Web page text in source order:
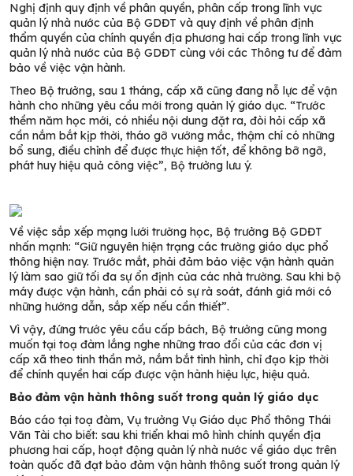
Nghị định quy định về phân quyền, phân cấp trong lĩnh vực
quản lý nhà nước của Bộ GDĐT và quy định về phân định
thẩm quyền của chính quyền địa phương hai cấp trong lĩnh vực
quản lý nhà nước của Bộ GDĐT cùng với các Thông tư để đảm
bảo về việc vận hành.
Theo Bộ trưởng, sau 1 tháng, cấp xã cũng đang nỗ lực để vận
hành cho những yêu cầu mới trong quản lý giáo dục. “Trước
thềm năm học mới, có nhiều nội dung đặt ra, đòi hỏi cấp xã
cần nắm bắt kịp thời, tháo gỡ vướng mắc, thậm chí có những
bổ sung, điều chỉnh để được thực hiện tốt, để không bỡ ngỡ,
phát huy hiệu quả công việc”, Bộ trưởng lưu ý.
Về việc sắp xếp mạng lưới trường học, Bộ trưởng Bộ GDĐT
nhấn mạnh: “Giữ nguyên hiện trạng các trường giáo dục phổ
thông hiện nay. Trước mắt, phải đảm bảo việc vận hành quản
lý làm sao giữ tối đa sự ổn định của các nhà trường. Sau khi bộ
máy được vận hành, cần phải có sự rà soát, đánh giá mới có
những hướng dẫn, sắp xếp nếu cần thiết”.
Vì vậy, đứng trước yêu cầu cấp bách, Bộ trưởng cũng mong
muốn tại toạ đàm lắng nghe những trao đổi của các đơn vị
cấp xã theo tinh thần mở, nắm bắt tình hình, chỉ đạo kịp thời
để chính quyền hai cấp được vận hành hiệu lực, hiệu quả.
Bảo đảm vận hành thông suốt trong quản lý giáo dục
Báo cáo tại toạ đàm, Vụ trưởng Vụ Giáo dục Phổ thông Thái
Văn Tài cho biết: sau khi triển khai mô hình chính quyền địa
phương hai cấp, hoạt động quản lý nhà nước về giáo dục trên
toàn quốc đã đạt bảo đảm vận hành thông suốt trong quản lý